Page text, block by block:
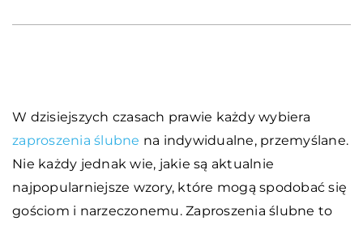
W dzisiejszych czasach prawie każdy wybiera
zaproszenia ślubne na indywidualne, przemyślane.
Nie każdy jednak wie, jakie są aktualnie
najpopularniejsze wzory, które mogą spodobać się
gościom i narzeczonemu. Zaproszenia ślubne to